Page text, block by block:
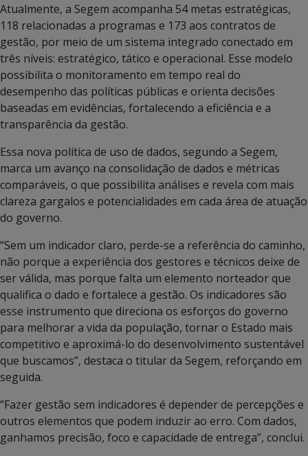
Atualmente, a Segem acompanha 54 metas estratégicas,
118 relacionadas a programas e 173 aos contratos de
gestão, por meio de um sistema integrado conectado em
três níveis: estratégico, tático e operacional. Esse modelo
possibilita o monitoramento em tempo real do
desempenho das políticas públicas e orienta decisões
baseadas em evidências, fortalecendo a eficiência e a
transparência da gestão.
Essa nova política de uso de dados, segundo a Segem,
marca um avanço na consolidação de dados e métricas
comparáveis, o que possibilita análises e revela com mais
clareza gargalos e potencialidades em cada área de atuação
do governo.
“Sem um indicador claro, perde-se a referência do caminho,
não porque a experiência dos gestores e técnicos deixe de
ser válida, mas porque falta um elemento norteador que
qualifica o dado e fortalece a gestão. Os indicadores são
esse instrumento que direciona os esforços do governo
para melhorar a vida da população, tornar o Estado mais
competitivo e aproximá-lo do desenvolvimento sustentável
que buscamos”, destaca o titular da Segem, reforçando em
seguida.
“Fazer gestão sem indicadores é depender de percepções e
outros elementos que podem induzir ao erro. Com dados,
ganhamos precisão, foco e capacidade de entrega”, conclui.